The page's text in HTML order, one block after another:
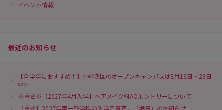
イベント情報
最近のお知らせ
【全学年におすすめ！】✨🍉次回のオープンキャンパスは8月16日・23日
🍉✨
※重要※【2027年4月入学】ヘアメイク科AOエントリーについて
【重要】2027年度一部学科の入学定員変更（増員）のお知らせ